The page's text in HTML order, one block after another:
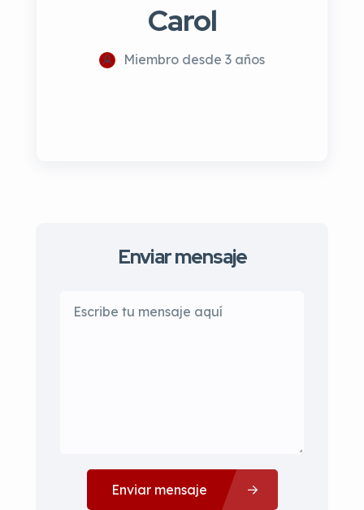
Carol
Miembro desde 3 años
Enviar mensaje
Enviar mensaje